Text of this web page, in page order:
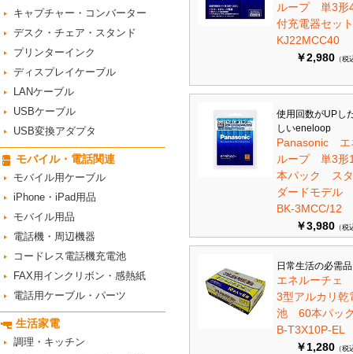
キャプチャー・コンバーター
デスク・チェア・スタンド
プリンターインク
ディスプレイケーブル
LANケーブル
USBケーブル
USB変換アダプタ
モバイル・電話関連
モバイル用ケーブル
iPhone・iPad用品
モバイル用品
電話機・周辺機器
コードレス電話機充電池
FAX用インクリボン・感熱紙
電話用ケーブル・パーツ
生活家電
調理・キッチン
ループ 単3形
付充電器セッ
KJ22MCC40
￥2,980 （税
使用回数がUPし
しいeneloop
Panasonic エ
ループ 単3形
本パック ス
ダードモデル
BK-3MCC/12
￥3,980 （税
日常生活の必需
エネルーチェ
3型アルカリ乾
池 60本パ
B-T3X10P-EL
￥1,280 （税